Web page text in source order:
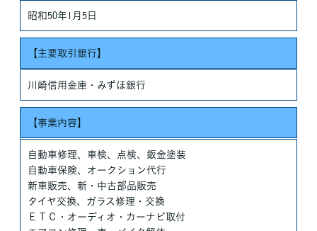
昭和50年1月5日
【主要取引銀行】
川崎信用金庫・みずほ銀行
【事業内容】
自動車修理、車検、点検、鈑金塗装
自動車保険、オークション代行
新車販売、新・中古部品販売
タイヤ交換、ガラス修理・交換
ＥＴＣ・オーディオ・カーナビ取付